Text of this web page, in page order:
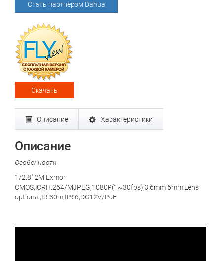
Стать партнёром Dahua
Скачать
Описание Характеристики
Описание
Особенности
1/2.8" 2M Exmor
CMOS,ICRH.264/MJPEG,1080P(1~30fps),3.6mm 6mm Lens
optional,IR 30m,IP66,DC12V/PoE